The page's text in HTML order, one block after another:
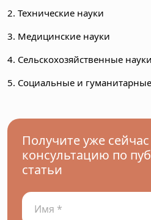
2. Технические науки
3. Медицинские науки
4. Сельскохозяйственные науки
5. Социальные и
Получите уже
консультацию по
статьи